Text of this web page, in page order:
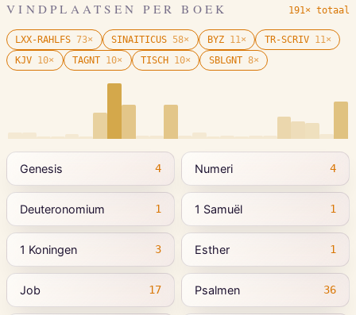
VINDPLAATSEN PER BOEK 191× totaal
LXX-RAHLFS 73× SINAITICUS 58× BYZ 11× TR-SCRIV 11×
KJV 10× TAGNT 10× TISCH 10× SBLGNT 8×
Genesis 4 Numeri 4
Deuteronomium 1 1 Samuël 1
1 Koningen 3 Esther 1
Job 17 Psalmen 36